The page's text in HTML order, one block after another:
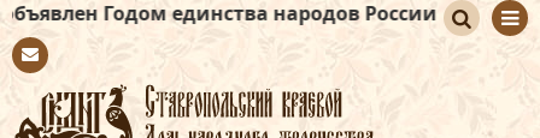
Годом единства народов России
tact
иск